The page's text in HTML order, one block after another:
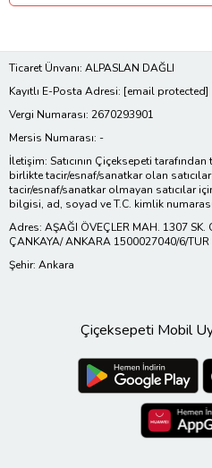
Ticaret Ünvanı: ALPASLAN DAĞLI
Kayıtlı E-Posta Adresi: [email protected]
Vergi Numarası: 2670293901
Mersis Numarası: -
İletişim: Satıcının Çiçeksepeti
birlikte tacir/esnaf/sanatkar olan
tacir/esnaf/sanatkar olmayan satıcılar
bilgisi, ad, soyad ve T.C. kimlik
Adres: AŞAĞI ÖVEÇLER MAH. 1307 SK.
ÇANKAYA/ ANKARA 1500027040/6/TUR
Şehir: Ankara
Çiçeksepeti Mobil